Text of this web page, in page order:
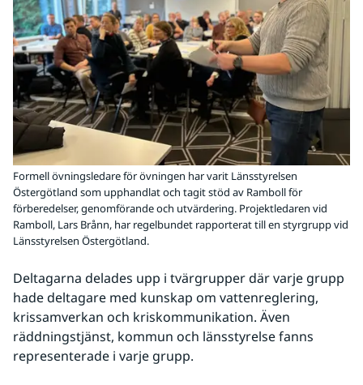
Formell övningsledare för övningen har varit Länsstyrelsen
Östergötland som upphandlat och tagit stöd av Ramboll för
förberedelser, genomförande och utvärdering. Projektledaren vid
Ramboll, Lars Brånn, har regelbundet rapporterat till en styrgrupp vid
Länsstyrelsen Östergötland.
Deltagarna delades upp i tvärgrupper där varje grupp
hade deltagare med kunskap om vattenreglering,
krissamverkan och kriskommunikation. Även
räddningstjänst, kommun och länsstyrelse fanns
representerade i varje grupp.